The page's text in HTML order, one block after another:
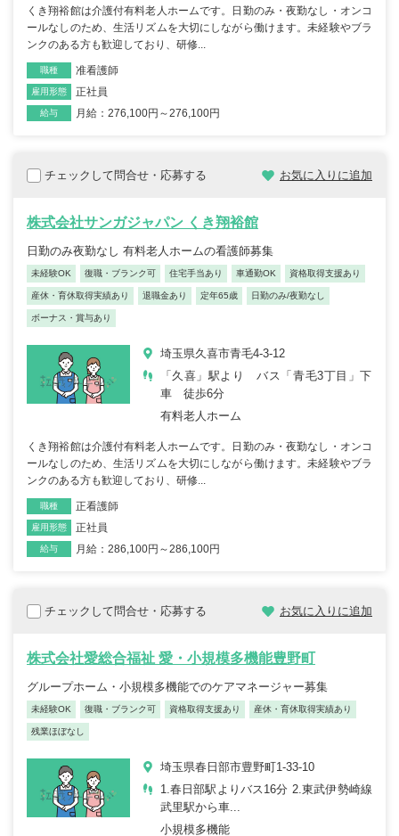
くき翔裕館は介護付有料老人ホームです。日勤のみ・夜勤なし・オンコ
ールなしのため、生活リズムを大切にしながら働けます。未経験やブラ
ンクのある方も歓迎しており、研修...
職種 准看護師
雇用形態 正社員
給与 月給：276,100円～276,100円
チェックして問合せ・応募する お気に入りに追加
株式会社サンガジャパン くき翔裕館
日勤のみ夜勤なし 有料老人ホームの看護師募集
未経験OK 復職・ブランク可 住宅手当あり 車通勤OK 資格取得支援あり
産休・育休取得実績あり 退職金あり 定年65歳 日勤のみ/夜勤なし
ボーナス・賞与あり
埼玉県久喜市青毛4-3-12
「久喜」駅より バス「青毛3丁目」下
車 徒歩6分
有料老人ホーム
くき翔裕館は介護付有料老人ホームです。日勤のみ・夜勤なし・オンコ
ールなしのため、生活リズムを大切にしながら働けます。未経験やブラ
ンクのある方も歓迎しており、研修...
職種 正看護師
雇用形態 正社員
給与 月給：286,100円～286,100円
チェックして問合せ・応募する お気に入りに追加
株式会社愛総合福祉 愛・小規模多機能豊野町
グループホーム・小規模多機能でのケアマネージャー募集
未経験OK 復職・ブランク可 資格取得支援あり 産休・育休取得実績あり
残業ほぼなし
埼玉県春日部市豊野町1-33-10
1.春日部駅よりバス16分 2.東武伊勢崎線
武里駅から車...
小規模多機能